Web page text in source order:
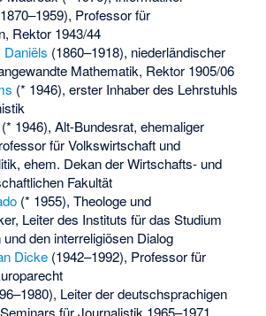
Professor für
Rektor 1943/44
Daniëls (1860–1918), niederländischer
Mathematik, Rektor 1905/06
(* 1946), erster Inhaber des Lehrstuhls
(* 1946), Alt-Bundesrat, ehemaliger
für Volkswirtschaft und
ehem. Dekan der Wirtschafts- und
Fakultät
(* 1955), Theologe und
Leiter des Instituts für das Studium
den interreligiösen Dialog
Dicke(1942–1992), Professor für
Leiter der deutschsprachigen
für Journalistik 1965–1971